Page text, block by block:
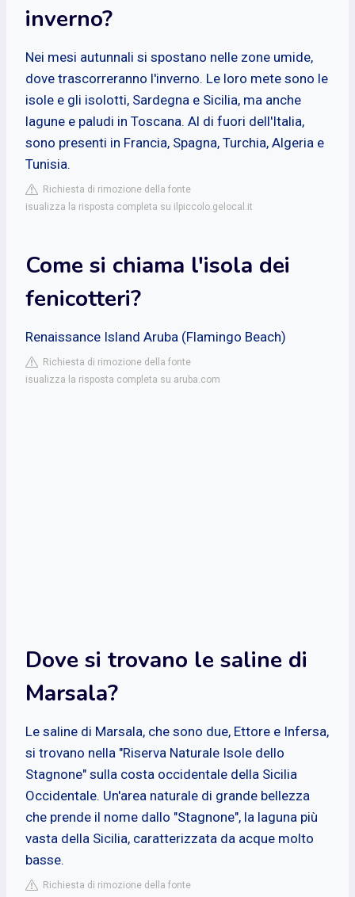
inverno?
Nei mesi autunnali si spostano nelle zone umide,
dove trascorreranno l'inverno. Le loro mete sono le
isole e gli isolotti, Sardegna e Sicilia, ma anche
lagune e paludi in Toscana. Al di fuori dell'Italia,
sono presenti in Francia, Spagna, Turchia, Algeria e
Tunisia.
Richiesta di rimozione della fonte
isualizza la risposta completa su ilpiccolo.gelocal.it
Come si chiama l'isola dei
fenicotteri?
Renaissance Island Aruba (Flamingo Beach)
Richiesta di rimozione della fonte
isualizza la risposta completa su aruba.com
Dove si trovano le saline di
Marsala?
Le saline di Marsala, che sono due, Ettore e Infersa,
si trovano nella "Riserva Naturale Isole dello
Stagnone" sulla costa occidentale della Sicilia
Occidentale. Un'area naturale di grande bellezza
che prende il nome dallo "Stagnone", la laguna più
vasta della Sicilia, caratterizzata da acque molto
basse.
Richiesta di rimozione della fonte